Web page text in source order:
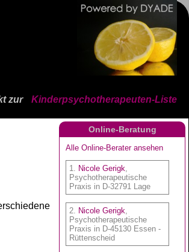
zur Kinderpsychotherapeuten-Liste
Online-Beratung